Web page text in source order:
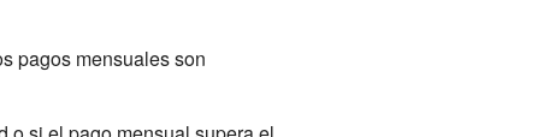
pagos mensuales son